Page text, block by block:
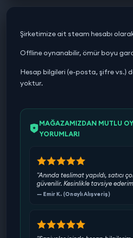
Şirketimize ait steam hesabı
Offline oynanabilir, ömür boyu
Hesap bilgileri (e-posta, şifre vs.)
yoktur.
MAĞAZAMIZDAN MUTLU
YORUMLARI
"Anında teslimat yapıldı, satıcı
güvenilir. Kesinlikle tavsiye
— Emir K. (Onaylı Alışveriş)